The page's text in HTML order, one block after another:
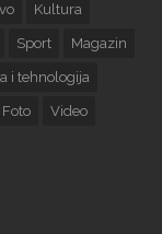
Kultura
Sport Magazin
i tehnologija
Foto Video